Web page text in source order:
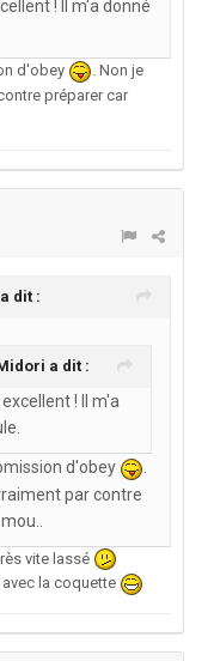
! Il m'a donné
d'obey
. Non je
préparer car
dit :
a dit :
! Il m'a
d'obey
.
par contre
vite lassé
la coquette